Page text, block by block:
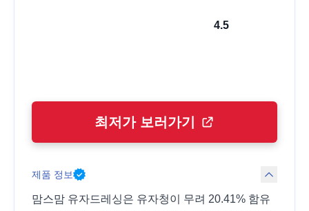
4.5
최저가 보러가기
제품 정보
맘스맘 유자드레싱은 유자청이 무려 20.41% 함유